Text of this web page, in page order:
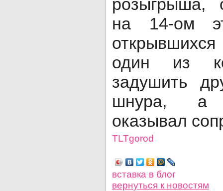
розыгрыша,
на 14-ом
один из
задушить
шнура, а
оказывал
TLTgorod
вставка в блог
вернуться к новостям